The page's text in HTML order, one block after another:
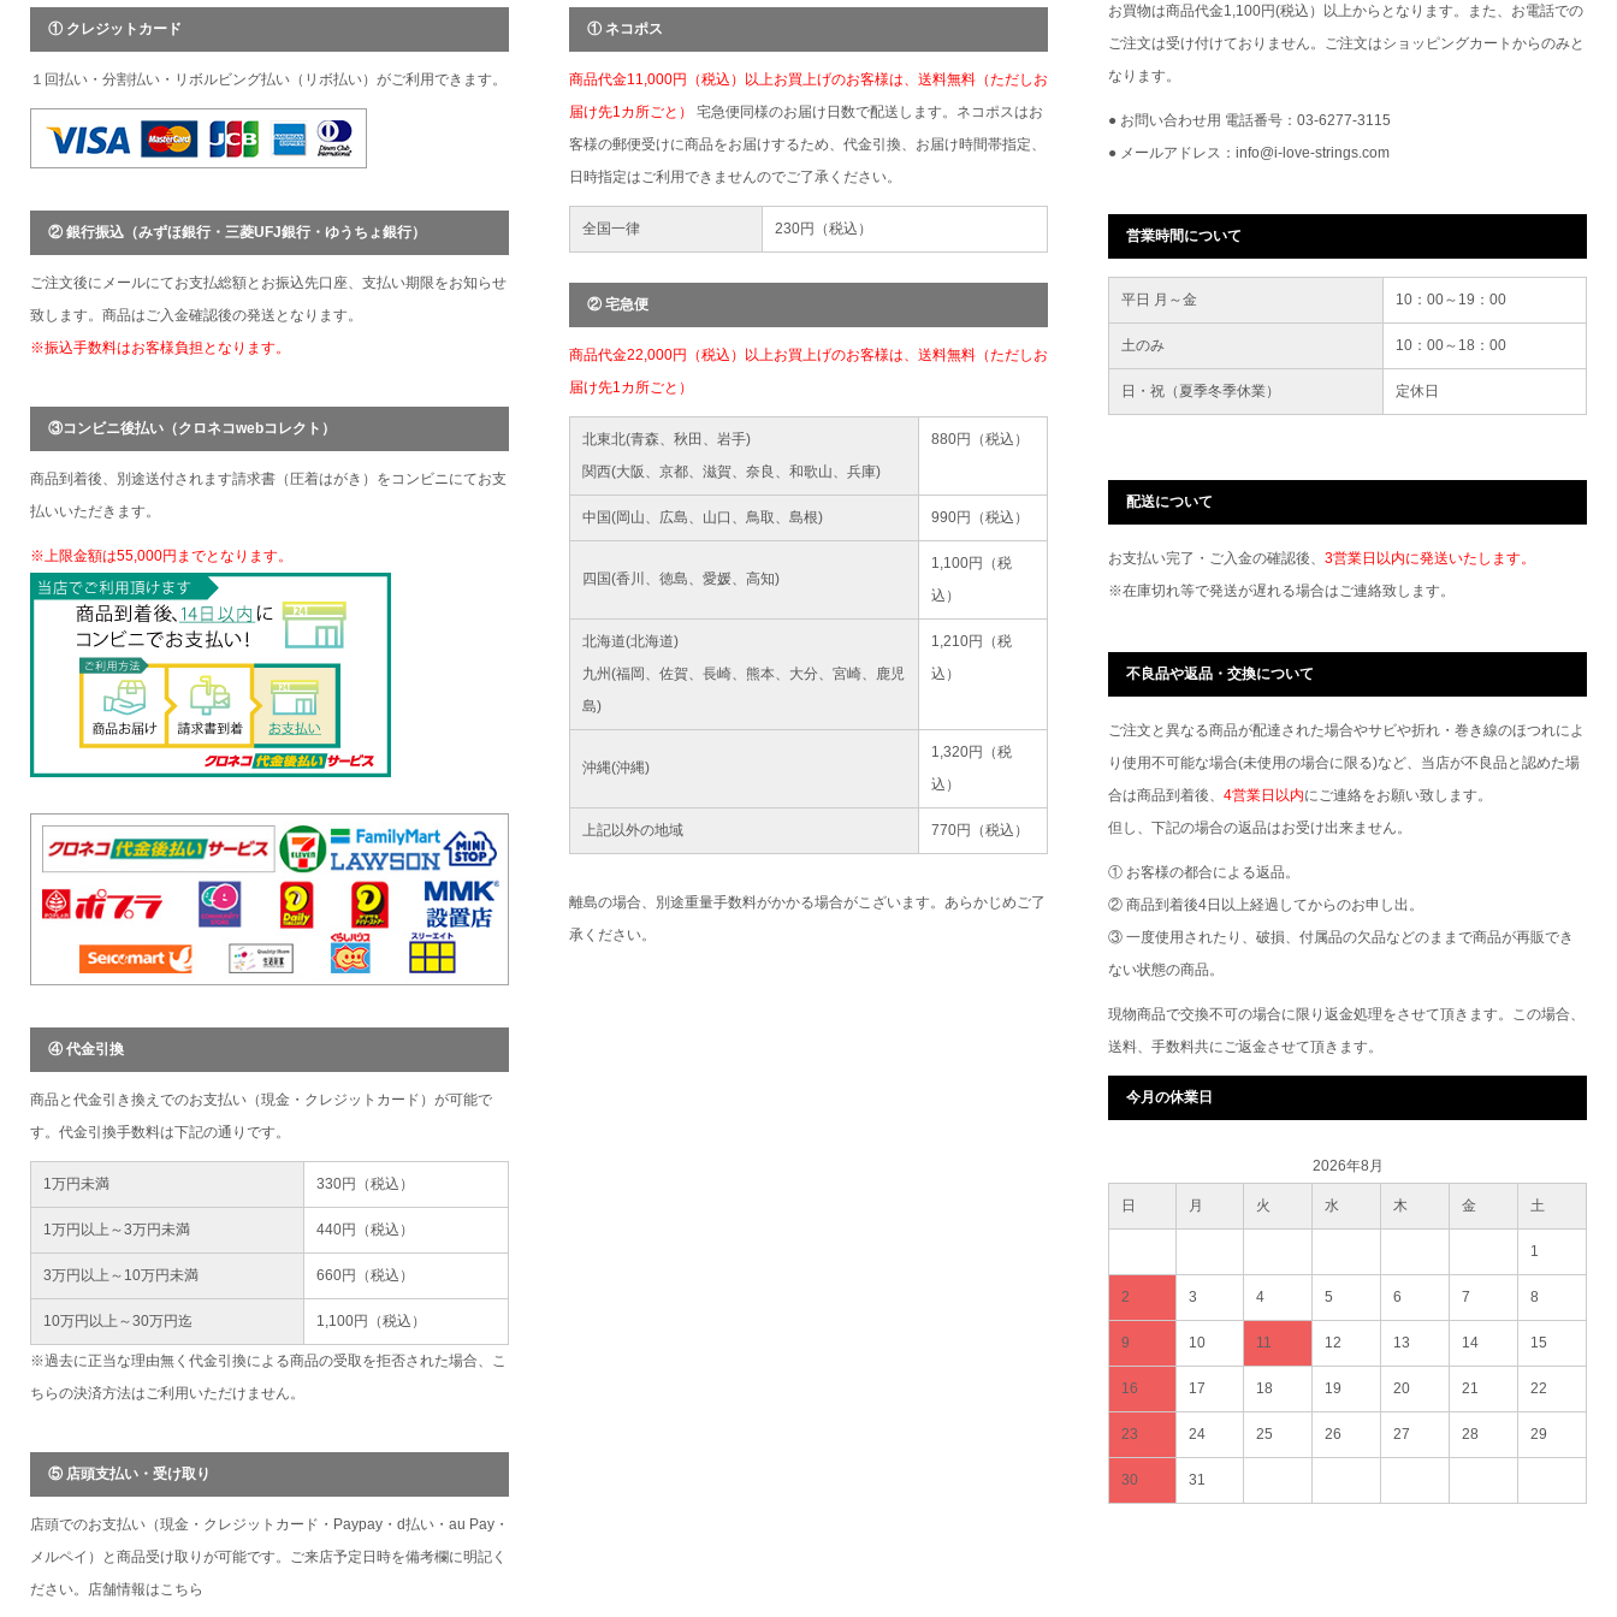
① クレジットカード
１回払い・分割払い・リボルビング払い（リボ払い）がご利用できます。
② 銀行振込（みずほ銀行・三菱UFJ銀行・ゆうちょ銀行）
ご注文後にメールにてお支払総額とお振込先口座、支払い期限をお知らせ
致します。商品はご入金確認後の発送となります。
※振込手数料はお客様負担となります。
③コンビニ後払い（クロネコwebコレクト）
商品到着後、別途送付されます請求書（圧着はがき）をコンビニにてお支
払いいただきます。
※上限金額は55,000円までとなります。
④ 代金引換
商品と代金引き換えでのお支払い（現金・クレジットカード）が可能で
す。代金引換手数料は下記の通りです。
1万円未満 330円（税込）
1万円以上～3万円未満 440円（税込）
3万円以上～10万円未満 660円（税込）
10万円以上～30万円迄 1,100円（税込）
※過去に正当な理由無く代金引換による商品の受取を拒否された場合、こ
ちらの決済方法はご利用いただけません。
⑤ 店頭支払い・受け取り
店頭でのお支払い（現金・クレジットカード・Paypay・d払い・au Pay・
メルペイ）と商品受け取りが可能です。ご来店予定日時を備考欄に明記く
ださい。店舗情報は こちら
① ネコポス
商品代金11,000円（税込）以上お買上げのお客様は、送料無料（ただしお
届け先1カ所ごと） 宅急便同様のお届け日数で配送します。ネコポスはお
客様の郵便受けに商品をお届けするため、代金引換、お届け時間帯指定、
日時指定はご利用できませんのでご了承ください。
全国一律 230円（税込）
② 宅急便
商品代金22,000円（税込）以上お買上げのお客様は、送料無料（ただしお
届け先1カ所ごと）
北東北(青森、秋田、岩手)
関西(大阪、京都、滋賀、奈良、和歌山、兵庫)
880円（税込）
中国(岡山、広島、山口、鳥取、島根) 990円（税込）
四国(香川、徳島、愛媛、高知)
1,100円（税
込）
北海道(北海道)
九州(福岡、佐賀、長崎、熊本、大分、宮崎、鹿児
島)
1,210円（税
込）
沖縄(沖縄)
1,320円（税
込）
上記以外の地域 770円（税込）
離島の場合、別途重量手数料がかかる場合がこざいます。あらかじめご了
承ください。
お買物は商品代金1,100円(税込）以上からとなります。また、お電話での
ご注文は受け付けておりません。ご注文はショッピングカートからのみと
なります。
● お問い合わせ用 電話番号：03-6277-3115
● メールアドレス：info@i-love-strings.com
営業時間について
平日 月～金 10：00～19：00
土のみ 10：00～18：00
日・祝（夏季冬季休業） 定休日
配送について
お支払い完了・ご入金の確認後、 3営業日以内に発送いたします。
※在庫切れ等で発送が遅れる場合はご連絡致します。
不良品や返品・交換について
ご注文と異なる商品が配達された場合やサビや折れ・巻き線のほつれによ
り使用不可能な場合(未使用の場合に限る)など、当店が不良品と認めた場
合は商品到着後、 4営業日以内にご連絡をお願い致します。
但し、下記の場合の返品はお受け出来ません。
① お客様の都合による返品。
② 商品到着後4日以上経過してからのお申し出。
③ 一度使用されたり、破損、付属品の欠品などのままで商品が再販でき
ない状態の商品。
現物商品で交換不可の場合に限り返金処理をさせて頂きます。この場合、
送料、手数料共にご返金させて頂きます。
今月の休業日
2026年8月
日 月 火 水 木 金 土
1
2 3 4 5 6 7 8
9 10 11 12 13 14 15
16 17 18 19 20 21 22
23 24 25 26 27 28 29
30 31